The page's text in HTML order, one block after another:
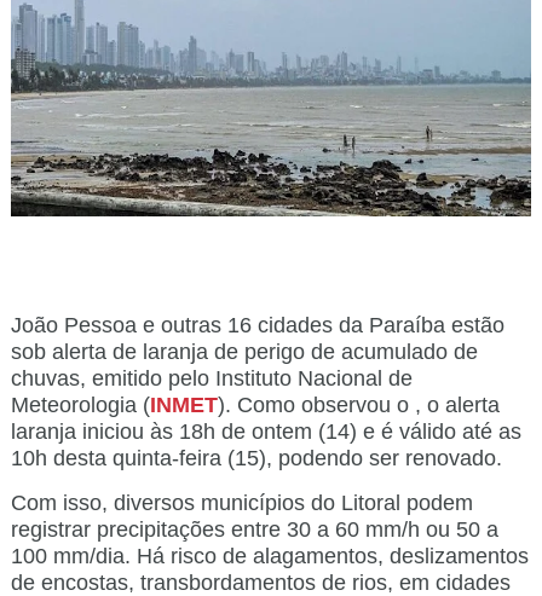
João Pessoa e outras 16 cidades da Paraíba estão
sob alerta de laranja de perigo de acumulado de
chuvas, emitido pelo Instituto Nacional de
Meteorologia (INMET). Como observou o , o alerta
laranja iniciou às 18h de ontem (14) e é válido até as
10h desta quinta-feira (15), podendo ser renovado.
Com isso, diversos municípios do Litoral podem
registrar precipitações entre 30 a 60 mm/h ou 50 a
100 mm/dia. Há risco de alagamentos, deslizamentos
de encostas, transbordamentos de rios, em cidades